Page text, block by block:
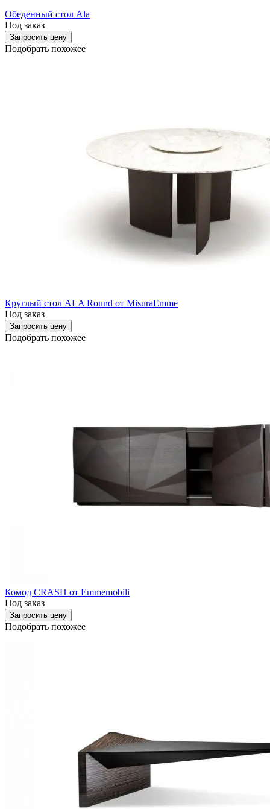
Обеденный стол Ala
Под заказ
Запросить цену
Подобрать похожее
Круглый стол ALA Round от MisuraEmme
Под заказ
Запросить цену
Подобрать похожее
Комод CRASH от Emmemobili
Под заказ
Запросить цену
Подобрать похожее